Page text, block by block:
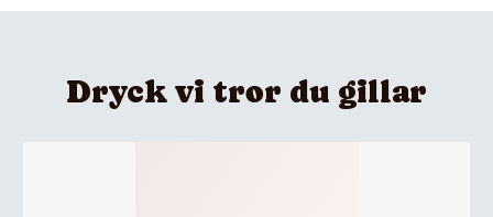
Dryck vi tror du gillar